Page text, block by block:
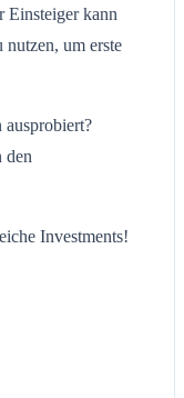
Einsteiger kann
um erste
ausprobiert?
den
Investments!